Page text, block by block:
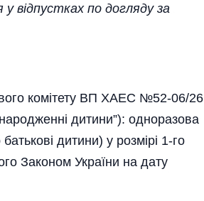
відпустках по догляду за
комітету ВП ХАЕС №52-06/26
дитини”): одноразова
дитини) у розмірі 1-го
Законом України на дату